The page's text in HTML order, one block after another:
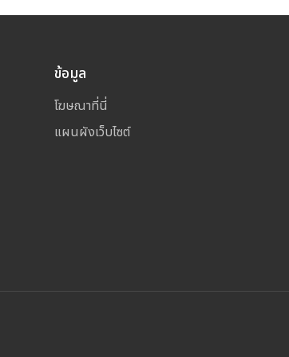
ข้อมูล
โฆษณาที่นี่
แผนผังเว็บไซต์